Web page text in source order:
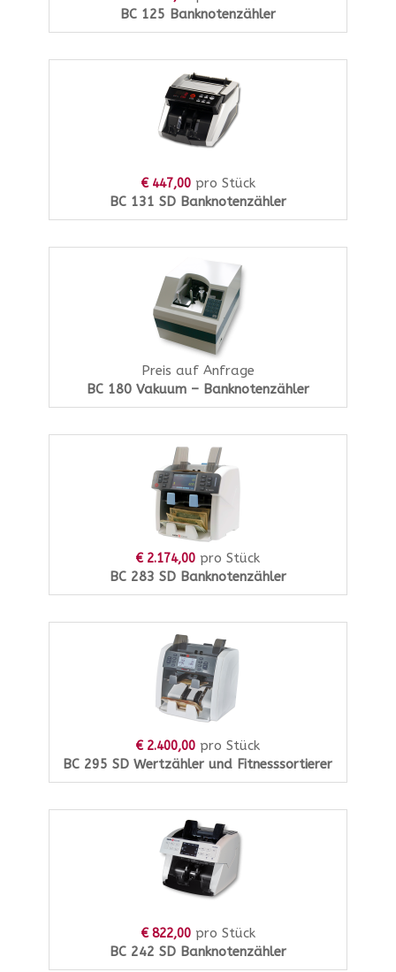
BC 125 Banknotenzähler
€ 447,00 pro Stück
BC 131 SD Banknotenzähler
Preis auf Anfrage
BC 180 Vakuum – Banknotenzähler
€ 2.174,00 pro Stück
BC 283 SD Banknotenzähler
€ 2.400,00 pro Stück
BC 295 SD Wertzähler und Fitnesssortierer
€ 822,00 pro Stück
BC 242 SD Banknotenzähler